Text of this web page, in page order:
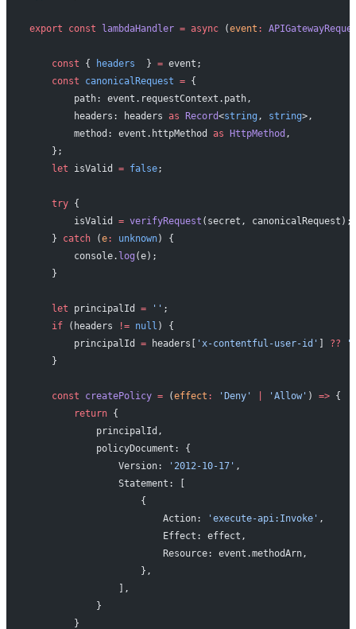
export const lambdaHandler = async (event :
    const
{ headers
  }
= event;
    const
canonicalRequest = {
        path: event.requestContext.path,
        headers: headers
as Record<string , string>,
        method: event.httpMethod
as HttpMethod ,
    };
    let
isValid = false;
    try
{
        isValid
= verifyRequest (secret, canonicalRequest);
    }
catch (e: unknown) {
        console.
log (e);
    }
    let
principalId = '' ;
    if
(headers != null ) {
        principalId
= headers[ 'x-contentful-user-id' ] ??
    }
    const
createPolicy = (effect : 'Deny' 'Allow' ) => {
        return
{
            principalId,
            policyDocument: {
                Version:
'2012-10-17' ,
                Statement: [
                    {
                        Action:
'execute-api:Invoke' ,
                        Effect: effect,
                        Resource: event.methodArn,
                    },
                ],
            }
        }